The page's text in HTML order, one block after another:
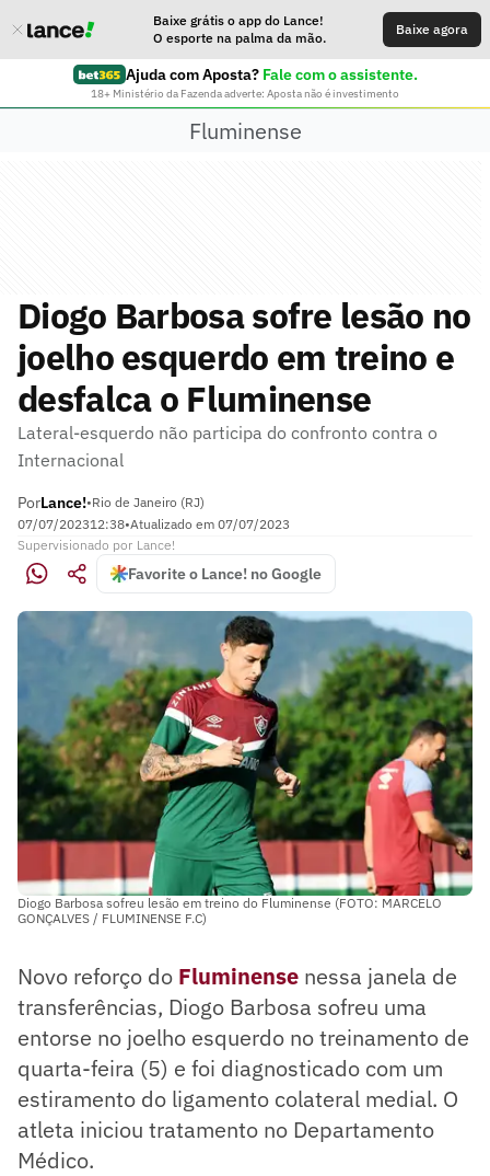
Baixe grátis o app do Lance!
O esporte na palma da mão.
Baixe agora
Ajuda com Aposta? Fale com o assistente.
18+ Ministério da Fazenda adverte: Aposta não é investimento
Fluminense
Diogo Barbosa sofre lesão no
joelho esquerdo em treino e
desfalca o Fluminense
Lateral-esquerdo não participa do confronto contra o
Internacional
PorLance!•Rio de Janeiro (RJ)
07/07/202312:38•Atualizado em 07/07/2023
Supervisionado por Lance!
Favorite o Lance! no Google
Diogo Barbosa sofreu lesão em treino do Fluminense (FOTO: MARCELO
GONÇALVES / FLUMINENSE F.C)
Novo reforço do Fluminense nessa janela de
transferências, Diogo Barbosa sofreu uma
entorse no joelho esquerdo no treinamento de
quarta-feira (5) e foi diagnosticado com um
estiramento do ligamento colateral medial. O
atleta iniciou tratamento no Departamento
Médico.